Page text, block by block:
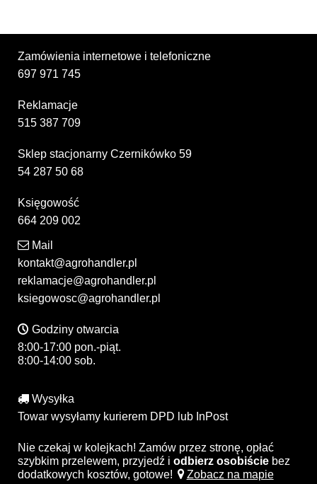
Zamówienia internetowe i telefoniczne
697 971 745
Reklamacje
515 387 709
Sklep stacjonarny Czernikówko 59
54 287 50 68
Księgowość
664 209 002
Mail
kontakt@agrohandler.pl
reklamacje@agrohandler.pl
ksiegowosc@agrohandler.pl
Godziny otwarcia
8:00-17:00 pon.-piąt.
8:00-14:00 sob.
Wysyłka
Towar wysyłamy kurierem DPD lub InPost
Nie czekaj w kolejkach! Zamów przez stronę, opłać
szybkim przelewem, przyjedź i odbierz osobiście bez
dodatkowych kosztów, gotowe!
Zobacz na mapie